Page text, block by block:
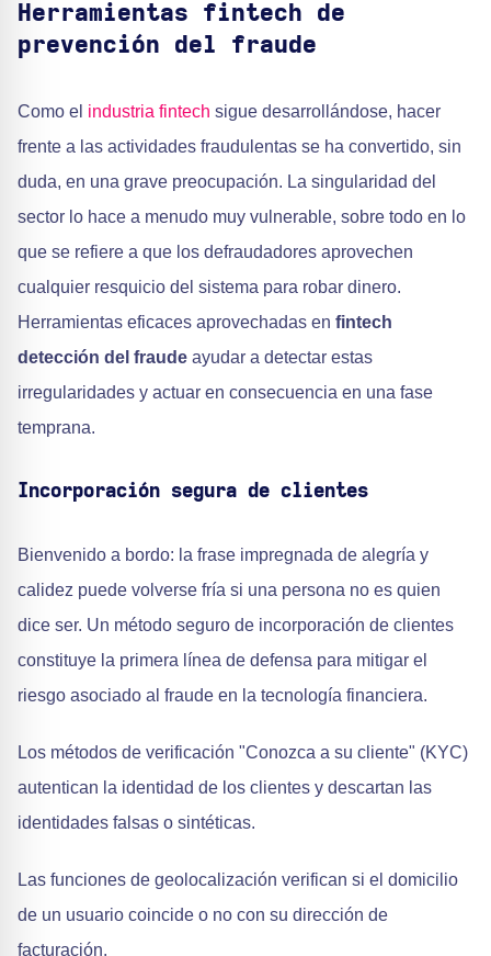
Herramientas fintech de
prevención del fraude
Como el industria fintech sigue desarrollándose, hacer
frente a las actividades fraudulentas se ha convertido, sin
duda, en una grave preocupación. La singularidad del
sector lo hace a menudo muy vulnerable, sobre todo en lo
que se refiere a que los defraudadores aprovechen
cualquier resquicio del sistema para robar dinero.
Herramientas eficaces aprovechadas en fintech
detección del fraude ayudar a detectar estas
irregularidades y actuar en consecuencia en una fase
temprana.
Incorporación segura de clientes
Bienvenido a bordo: la frase impregnada de alegría y
calidez puede volverse fría si una persona no es quien
dice ser. Un método seguro de incorporación de clientes
constituye la primera línea de defensa para mitigar el
riesgo asociado al fraude en la tecnología financiera.
Los métodos de verificación "Conozca a su cliente" (KYC)
autentican la identidad de los clientes y descartan las
identidades falsas o sintéticas.
Las funciones de geolocalización verifican si el domicilio
de un usuario coincide o no con su dirección de
facturación.